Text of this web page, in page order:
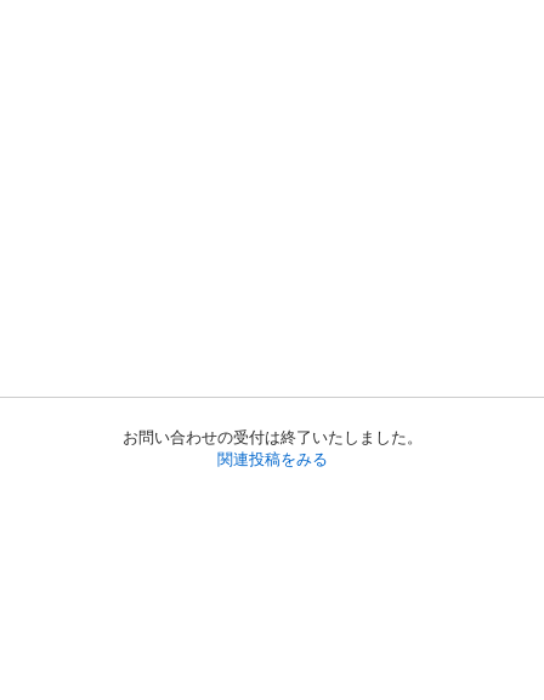
お問い合わせの受付は終了いたしました。
関連投稿をみる